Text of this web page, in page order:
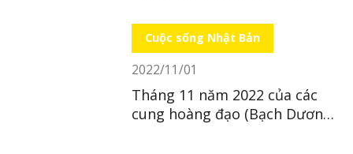
Cuộc sống Nhật Bản
2022/11/01
Tháng 11 năm 2022 của các
cung hoàng đạo (Bạch Dương